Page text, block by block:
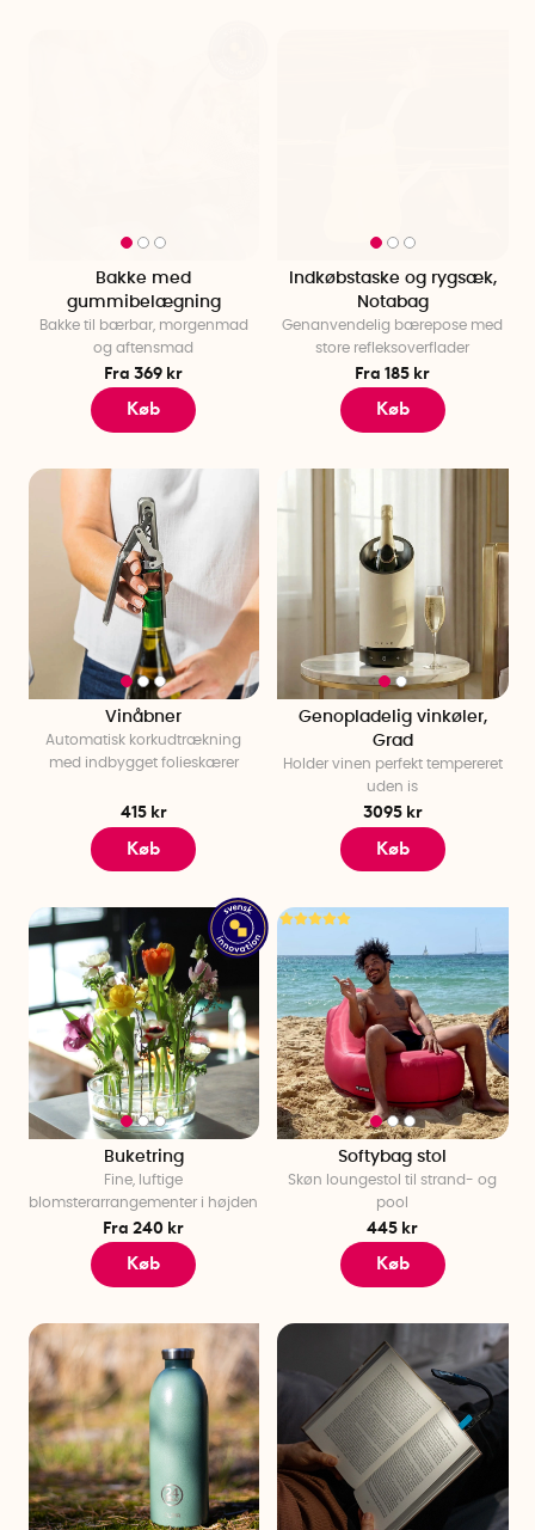
Bakke med
gummibelægning
Bakke til bærbar, morgenmad
og aftensmad
Fra 369 kr
Køb
Indkøbstaske og rygsæk,
Notabag
Genanvendelig bærepose med
store refleksoverflader
Fra 185 kr
Køb
Vinåbner
Automatisk korkudtrækning
med indbygget folieskærer
415 kr
Køb
Genopladelig vinkøler,
Grad
Holder vinen perfekt tempereret
uden is
3095 kr
Køb
Buketring
Fine, luftige
blomsterarrangementer i højden
Fra 240 kr
Køb
Softybag stol
Skøn loungestol til strand- og
pool
445 kr
Køb